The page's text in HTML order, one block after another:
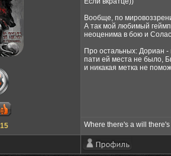
15
Вообще, по
А так мой любимый
неоценима в бою и
Про остальных: Дориан -
пати ей места не было,
и никакая метка не
Where there's a will